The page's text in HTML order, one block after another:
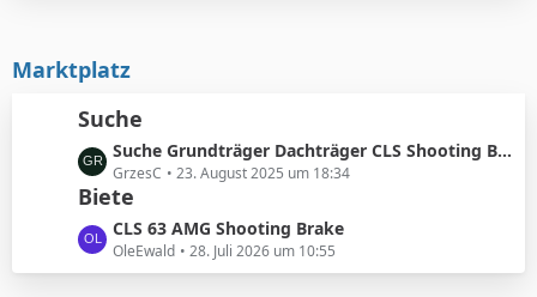
r
g
e
B
e
i
t
r
ä
g
e
Marktplatz
Suche
L
e
t
z
t
e
Suche Grundträger Dachträger CLS Shooting Brake
GrzesC 23. August 2025 um 18:34
Biete
L
e
t
CLS 63 AMG Shooting Brake
OleEwald 28. Juli 2026 um 10:55